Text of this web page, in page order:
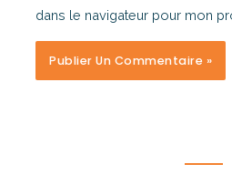
dans le navigateur pour mon